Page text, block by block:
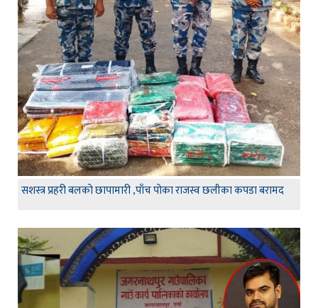
सशस्त्र प्रहरी बलको छापामारी ,पाँच पोका राजस्व छलीका कपडा बरामद